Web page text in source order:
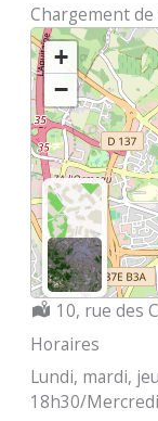
Chargement de
+
−
10, rue des
Horaires
Lundi, mardi,
18h30/